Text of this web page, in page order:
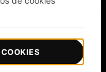
condiciones |